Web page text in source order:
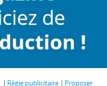
Régie publicitaire
Proposer